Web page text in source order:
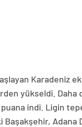
Karadeniz
yükseldi. Daha
indi. Ligin
Başakşehir, Adana